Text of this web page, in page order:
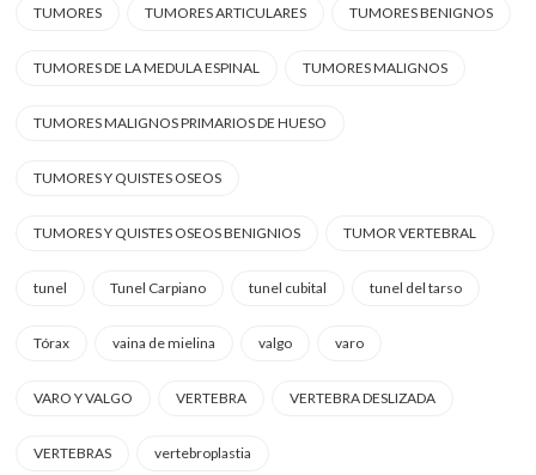
TUMORES TUMORES ARTICULARES TUMORES BENIGNOS
TUMORES DE LA MEDULA ESPINAL TUMORES MALIGNOS
TUMORES MALIGNOS PRIMARIOS DE HUESO
TUMORES Y QUISTES OSEOS
TUMORES Y QUISTES OSEOS BENIGNIOS TUMOR VERTEBRAL
tunel Tunel Carpiano tunel cubital tunel del tarso
Tórax vaina de mielina valgo varo
VARO Y VALGO VERTEBRA VERTEBRA DESLIZADA
VERTEBRAS vertebroplastia